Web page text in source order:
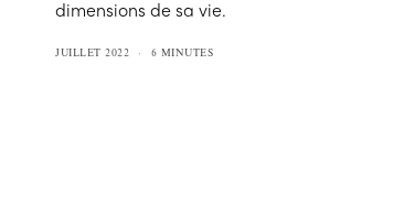
dimensions de sa vie.
JUILLET 2022 6 MINUTES